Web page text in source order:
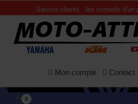
Service clients : les conseils d'un
Mon compte Contact
0